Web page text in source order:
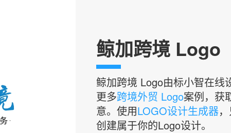
鲸加跨境 Logo
鲸加跨境 Logo由标小智在线
更多跨境外贸 Logo案例，获
意。使用LOGO设计生成器
创建属于你的Logo设计。